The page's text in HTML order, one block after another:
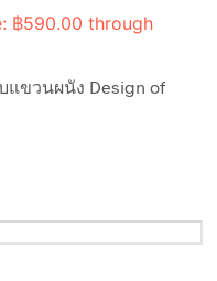
฿590.00 through
แขวนผนัง Design of